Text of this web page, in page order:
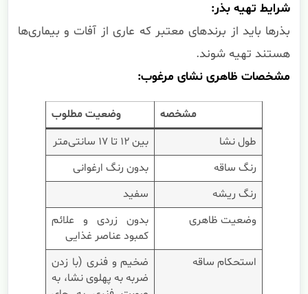
شرایط تهیه بذر:
بذرها باید از برندهای معتبر که عاری از آفات و بیماری‌ها
هستند تهیه شوند.
مشخصات ظاهری نشای مرغوب:
مشخصه
وضعیت مطلوب
طول نشا
بین ۱۲ تا ۱۷ سانتی‌متر
رنگ ساقه
بدون رنگ ارغوانی
رنگ ریشه
سفید
وضعیت ظاهری
بدون زردی و علائم
کمبود عناصر غذایی
استحکام ساقه
ضخیم و فنری (با زدن
ضربه به پهلوی نشا، به